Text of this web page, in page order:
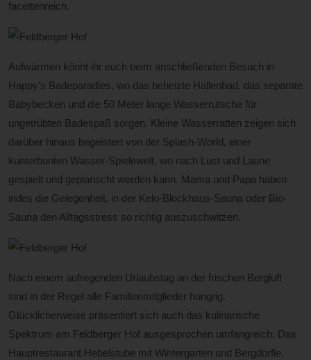
facettenreich.
Aufwärmen könnt ihr euch beim anschließenden Besuch in
Happy’s Badeparadies, wo das beheizte Hallenbad, das separate
Babybecken und die 50 Meter lange Wasserrutsche für
ungetrübten Badespaß sorgen. Kleine Wasserratten zeigen sich
darüber hinaus begeistert von der Splash-World, einer
kunterbunten Wasser-Spielewelt, wo nach Lust und Laune
gespielt und geplanscht werden kann. Mama und Papa haben
indes die Gelegenheit, in der Kelo-Blockhaus-Sauna oder Bio-
Sauna den Alltagsstress so richtig auszuschwitzen.
Nach einem aufregenden Urlaubstag an der frischen Bergluft
sind in der Regel alle Familienmitglieder hungrig.
Glücklicherweise präsentiert sich auch das kulinarische
Spektrum am Feldberger Hof ausgesprochen umfangreich. Das
Hauptrestaurant Hebelstube mit Wintergarten und Bergdörfle,